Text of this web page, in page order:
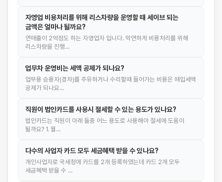
자영업 비용처리를 위해 리스차량을 운영할 때 세이브 되는
금액은 얼마나 될까요?
연매출이 2억정도 하는 자영업자 입니다. 막연하게 비용처리를 위해
리스차량을 진행…
업무차 운영비는 세액 공제가 되나요?
업무용 승용차(경차)를 주유하거나 수리할때 들어가는 비용은 매입세액
공제가 되나요…
직원이 법인카드를 사용시 절세할 수 있는 용도가 있나요?
법인카드는 직원이 아래 둘중 어느 용도로 사용해야 절세에 도움이
될까요? 1. 월…
다수의 사업자 카드 모두 세금혜택 받을 수 있나요?
개인사업자로 국세청에 카드를 2개 등록하였는데 카드 2개 모두
세금혜택 받을 수 …